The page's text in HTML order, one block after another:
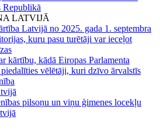
Republikā
LATVIJĀ
Latvijā no 2025. gada 1. septembra
kuru pasu turētāji var ieceļot
kārtību, kādā Eiropas Parlamenta
piedalīties vēlētāji, kuri dzīvo ārvalstīs
pilsoņu un viņu ģimenes locekļu